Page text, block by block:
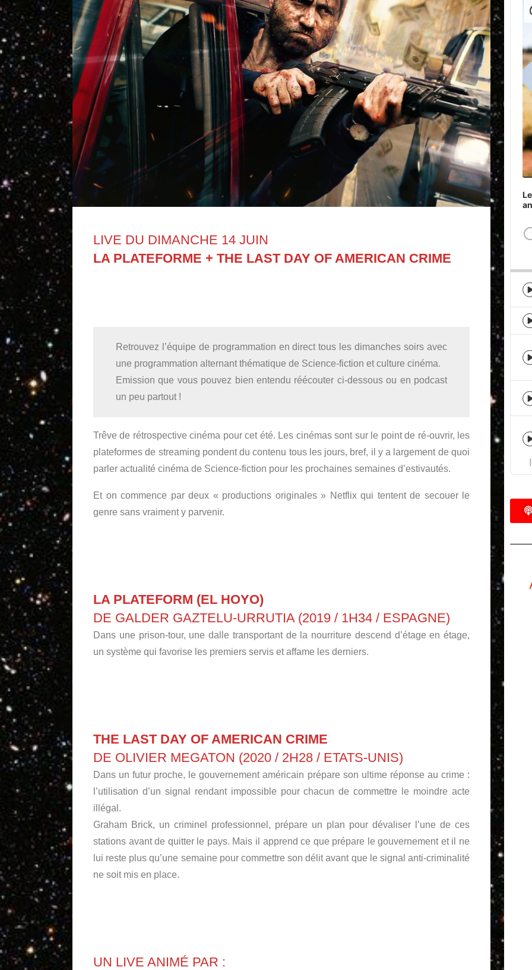
LIVE DU DIMANCHE 14 JUIN
LA PLATEFORME + THE LAST DAY OF AMERICAN CRIME
Retrouvez l’équipe de programmation en direct tous les dimanches soirs avec
une programmation alternant thématique de Science-fiction et culture cinéma.
Emission que vous pouvez bien entendu réécouter ci-dessous ou en podcast
un peu partout !
Trêve de rétrospective cinéma pour cet été. Les cinémas sont sur le point de ré-ouvrir, les
plateformes de streaming pondent du contenu tous les jours, bref, il y a largement de quoi
parler actualité cinéma de Science-fiction pour les prochaines semaines d’estivautés.
Et on commence par deux « productions originales » Netflix qui tentent de secouer le
genre sans vraiment y parvenir.
LA PLATEFORM (EL HOYO)
DE GALDER GAZTELU-URRUTIA (2019 / 1H34 / ESPAGNE)
Dans une prison-tour, une dalle transportant de la nourriture descend d’étage en étage,
un système qui favorise les premiers servis et affame les derniers.
THE LAST DAY OF AMERICAN CRIME
DE OLIVIER MEGATON (2020 / 2H28 / ETATS-UNIS)
Dans un futur proche, le gouvernement américain prépare son ultime réponse au crime :
l’utilisation d’un signal rendant impossible pour chacun de commettre le moindre acte
illégal.
Graham Brick, un criminel professionnel, prépare un plan pour dévaliser l’une de ces
stations avant de quitter le pays. Mais il apprend ce que prépare le gouvernement et il ne
lui reste plus qu’une semaine pour commettre son délit avant que le signal anti-criminalité
ne soit mis en place.
UN LIVE ANIMÉ PAR :